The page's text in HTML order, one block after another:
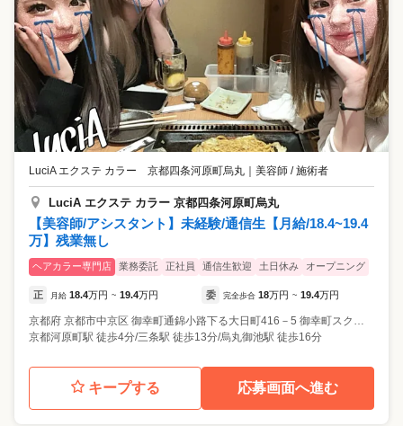
LuciA エクステ カラー 京都四条河原町烏丸 ｜ 美容師 / 施術者
LuciA エクステ カラー 京都四条河原町烏丸
【美容師/アシスタント】未経験/通信生【月給/18.4~19.4
万】残業無し
ヘアカラー専門店 業務委託 正社員 通信生歓迎 土日休み オープニング
正 月給 18.4万円 ~ 19.4万円 委 完全歩合 18万円 ~ 19.4万円
京都府 京都市中京区 御幸町通錦小路下る大日町416－5 御幸町スクエアDECO3 2F
京都河原町駅 徒歩4分/三条駅 徒歩13分/烏丸御池駅 徒歩16分
キープする 応募画面へ進む